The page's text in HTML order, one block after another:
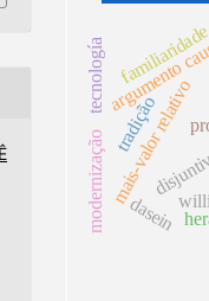
argumento
mais-valor relativo
tecnología
dasein
modernização
tradição